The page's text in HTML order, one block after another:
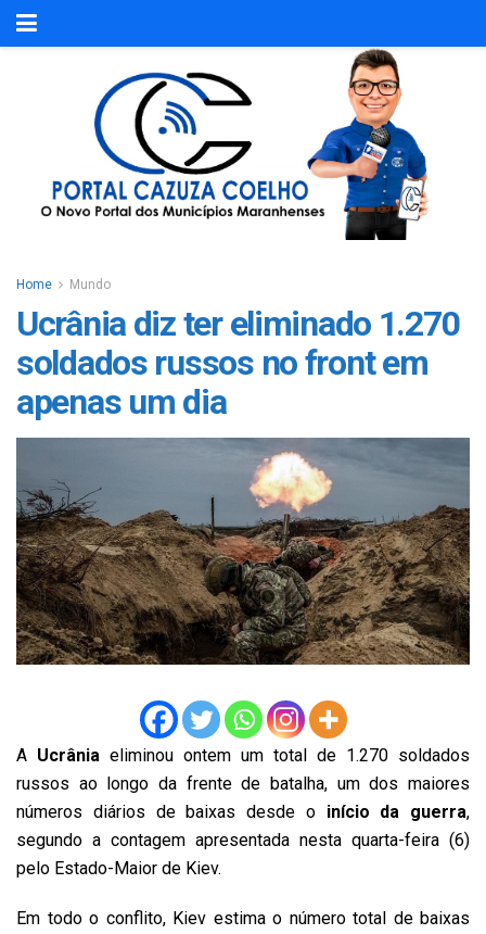
Home Mundo
Ucrânia diz ter eliminado 1.270
soldados russos no front em
apenas um dia
A Ucrânia eliminou ontem um total de 1.270 soldados
russos ao longo da frente de batalha, um dos maiores
números diários de baixas desde o início da guerra,
segundo a contagem apresentada nesta quarta-feira (6)
pelo Estado-Maior de Kiev.
Em todo o conflito, Kiev estima o número total de baixas